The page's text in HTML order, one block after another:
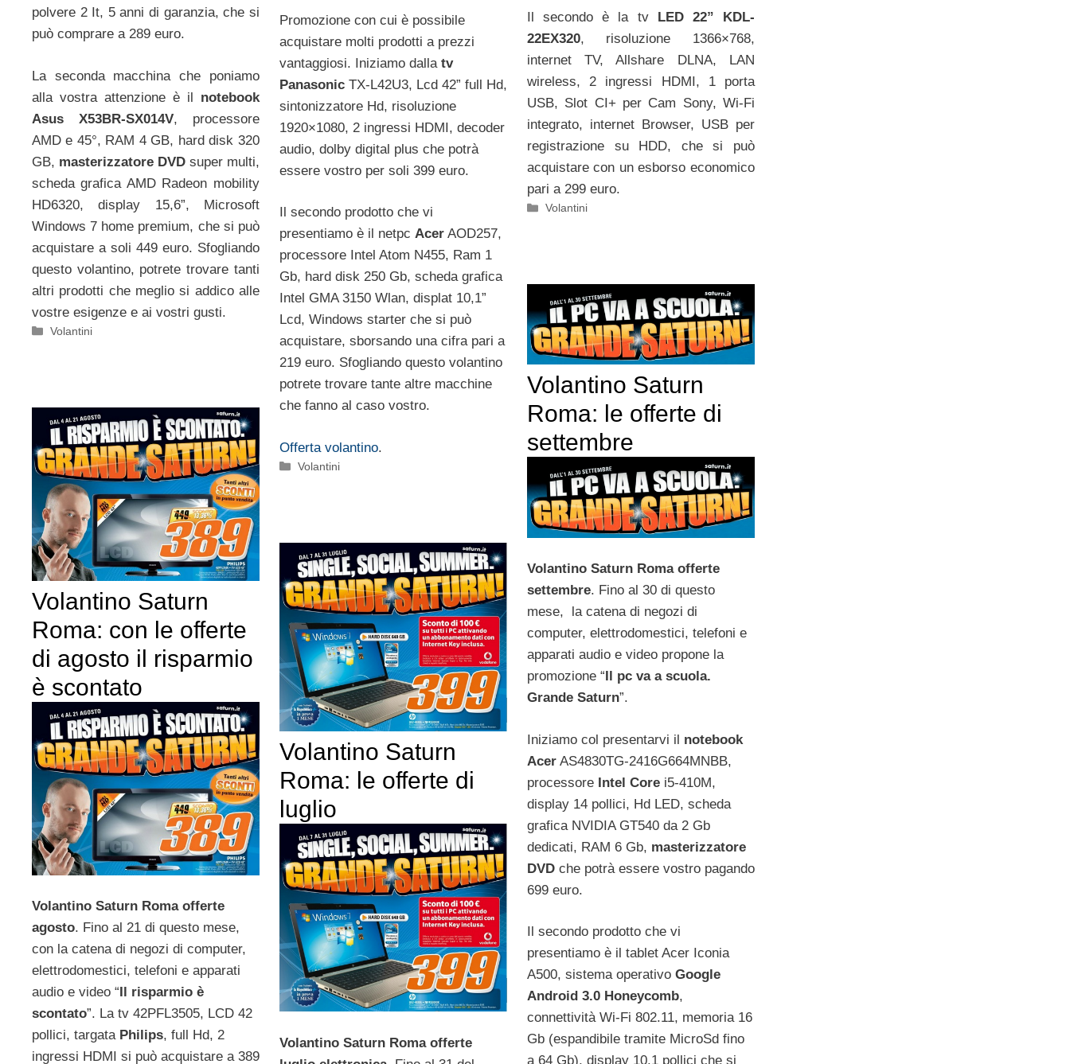
Il secondo è la tv
LED 22” KDL-
22EX320, risoluzione 1366×768,
internet TV, Allshare DLNA, LAN
wireless, 2 ingressi HDMI, 1 porta
USB, Slot CI+ per Cam Sony, Wi-Fi
integrato, internet Browser, USB per
registrazione su HDD, che si può
acquistare con un esborso economico
pari a 299 euro.
Categorie
Volantini
polvere 2 It, 5 anni di garanzia, che si
può comprare a 289 euro.
La seconda macchina che poniamo
alla vostra attenzione è il notebook
Asus X53BR-SX014V, processore
AMD e 45°, RAM 4 GB, hard disk 320
GB, masterizzatore DVD super multi,
scheda grafica AMD Radeon mobility
HD6320, display 15,6”, Microsoft
Windows 7 home premium, che si può
acquistare a soli 449 euro. Sfogliando
questo volantino, potrete trovare tanti
altri prodotti che meglio si addico alle
vostre esigenze e ai vostri gusti.
Categorie
Volantini
Promozione con cui è possibile
acquistare molti prodotti a prezzi
vantaggiosi. Iniziamo dalla tv
PanasonicTX-L42U3, Lcd 42” full Hd,
sintonizzatore Hd, risoluzione
1920×1080, 2 ingressi HDMI, decoder
audio, dolby digital plus che potrà
essere vostro per soli 399 euro.
Il secondo prodotto che vi
presentiamo è il netpc AcerAOD257,
processore Intel Atom N455, Ram 1
Gb, hard disk 250 Gb, scheda grafica
Intel GMA 3150 Wlan, displat 10,1”
Lcd, Windows starter che si può
acquistare, sborsando una cifra pari a
219 euro. Sfogliando questo volantino
potrete trovare tante altre macchine
che fanno al caso vostro.
Offerta volantino.
Categorie
Volantini
Volantino Saturn
Roma: le offerte di
settembre
Volantino Saturn Roma offerte
settembre. Fino al 30 di questo
mese, la catena di negozi di
computer, elettrodomestici, telefoni e
apparati audio e video propone la
promozione “ Il pc va a scuola.
Grande Saturn”.
Iniziamo col presentarvi il notebook
AcerAS4830TG-2416G664MNBB,
processore Intel Corei5-410M,
display 14 pollici, Hd LED, scheda
grafica NVIDIA GT540 da 2 Gb
dedicati, RAM 6 Gb, masterizzatore
DVDche potrà essere vostro pagando
699 euro.
Il secondo prodotto che vi
presentiamo è il tablet Acer Iconia
A500, sistema operativoGoogle
Android 3.0 Honeycomb,
connettività Wi-Fi 802.11, memoria 16
Gb (espandibile tramite MicroSd fino
a 64 Gb), display 10.1 pollici che si
Volantino Saturn
Roma: con le offerte
di agosto il risparmio
è scontato
Volantino Saturn Roma offerte
agosto. Fino al 21 di questo mese,
con la catena di negozi di computer,
elettrodomestici, telefoni e apparati
audio e video “ Il risparmio è
scontato”. La tv 42PFL3505, LCD 42
pollici, targata Philips, full Hd, 2
ingressi HDMI si può acquistare a 389
Volantino Saturn
Roma: le offerte di
luglio
Volantino Saturn Roma offerte